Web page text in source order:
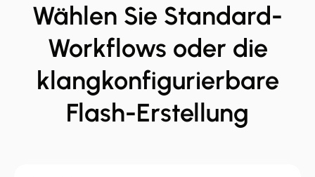
Wählen Sie Standard-
Workflows oder die
klangkonfigurierbare
Flash-Erstellung